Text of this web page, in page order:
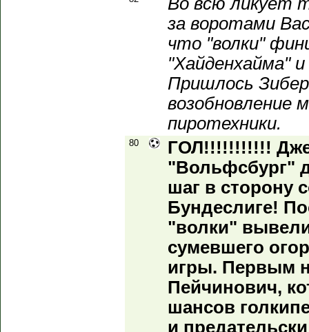
за воротами
что "волки"
"Хайденхайма"
Пришлось
возобновление
пиротехники.
80
ГОЛ!!!!!!!!!!!
"Вольфсбург"
шаг в сторону
Бундеслиге!
"волки"
сумевшего
игры. Первым
Пейчинович,
шансов
и